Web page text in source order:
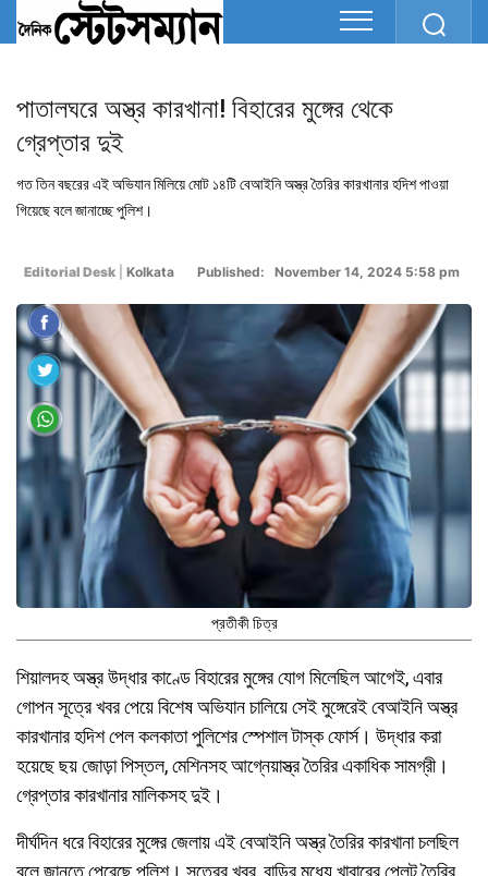
পাতালঘরে অস্ত্র কারখানা! বিহারের মুঙ্গের থেকে
গ্রেপ্তার দুই
গত তিন বছরের এই অভিযান মিলিয়ে মোট ১৪টি বেআইনি অস্ত্র তৈরির কারখানার হদিশ পাওয়া
গিয়েছে বলে জানাচ্ছে পুলিশ।
Editorial Desk Kolkata Published: November 14, 2024 5:58 pm
প্রতীকী চিত্র
শিয়ালদহ অস্ত্র উদ্ধার কাণ্ডে বিহারের মুঙ্গের যোগ মিলেছিল আগেই, এবার
গোপন সূত্রে খবর পেয়ে বিশেষ অভিযান চালিয়ে সেই মুঙ্গেরেই বেআইনি অস্ত্র
কারখানার হদিশ পেল কলকাতা পুলিশের স্পেশাল টাস্ক ফোর্স। উদ্ধার করা
হয়েছে ছয় জোড়া পিস্তল, মেশিনসহ আগ্নেয়াস্ত্র তৈরির একাধিক সামগ্রী।
গ্রেপ্তার কারখানার মালিকসহ দুই।
দীর্ঘদিন ধরে বিহারের মুঙ্গের জেলায় এই বেআইনি অস্ত্র তৈরির কারখানা চলছিল
বলে জানতে পেরেছে পুলিশ। সূত্রের খবর, বাড়ির মধ্যে খাবারের প্লেট তৈরির